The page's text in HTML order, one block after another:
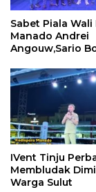
Sabet Piala Wali
Manado Andrei
Angouw,Sario
Perbati 2026
IVent Tinju
Membludak
Warga Sulut